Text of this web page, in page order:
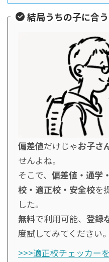
結局うちの子に合
偏差値だけじゃお子さ
せんよね。
そこで、 偏差値・通学
校・適正校・安全校を
した。
無料で利用可能、 登録
度試してみてください。
>>>適正校チェッカー